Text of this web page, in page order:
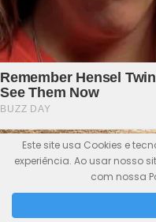
Este site usa Cookies e
experiência. Ao usar nosso
com nossa